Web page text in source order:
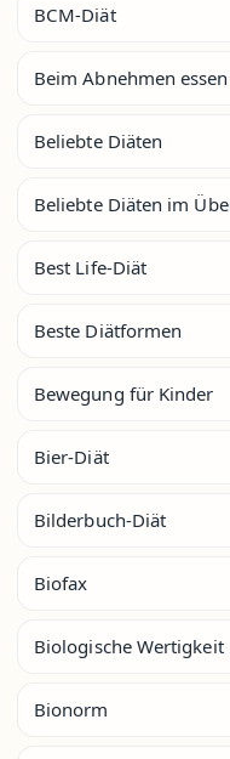
BCM-Diät
Beim Abnehmen essen
Beliebte Diäten
Beliebte Diäten im
Best Life-Diät
Beste Diätformen
Bewegung für Kinder
Bier-Diät
Bilderbuch-Diät
Biofax
Biologische Wertigkeit
Bionorm